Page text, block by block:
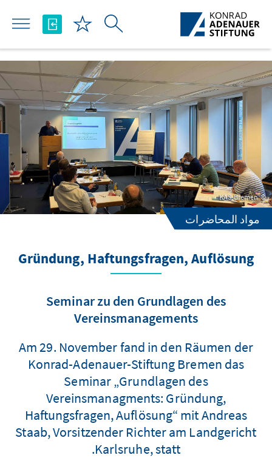
تخطي إلى المحتوى الرئيسي
KAS-Bremen
مواد المحاضرات
Gründung, Haftungsfragen, Auflösung
Seminar zu den Grundlagen des
Vereinsmanagements
Am 29. November fand in den Räumen der
Konrad-Adenauer-Stiftung Bremen das
Seminar „Grundlagen des
Vereinsmanagments: Gründung,
Haftungsfragen, Auflösung“ mit Andreas
Staab, Vorsitzender Richter am Landgericht
Karlsruhe, statt.